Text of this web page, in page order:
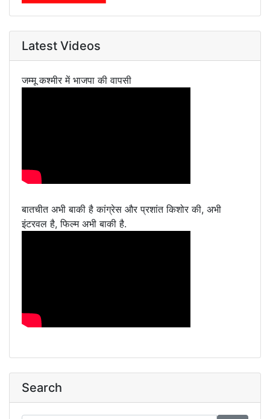
Latest Videos
जम्मू कश्मीर में भाजपा की वापसी
बातचीत अभी बाकी है कांग्रेस और प्रशांत किशोर की, अभी
इंटरवल है, फिल्म अभी बाकी है.
Search